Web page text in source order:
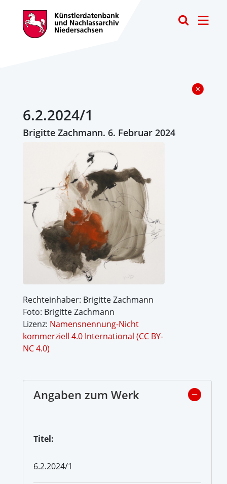
6.2.2024/1
Brigitte Zachmann. 6. Februar 2024
Rechteinhaber: Brigitte Zachmann
Foto: Brigitte Zachmann
Lizenz: Namensnennung-Nicht
kommerziell 4.0 International (CC BY-
NC 4.0)
Angaben zum Werk
Titel:
6.2.2024/1